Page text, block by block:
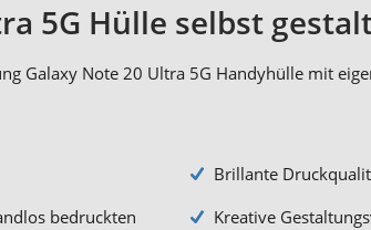
5G Hülle selbst
Galaxy Note 20 Ultra 5G Handyhülle mit
bedruckten
Brillante
Kreative